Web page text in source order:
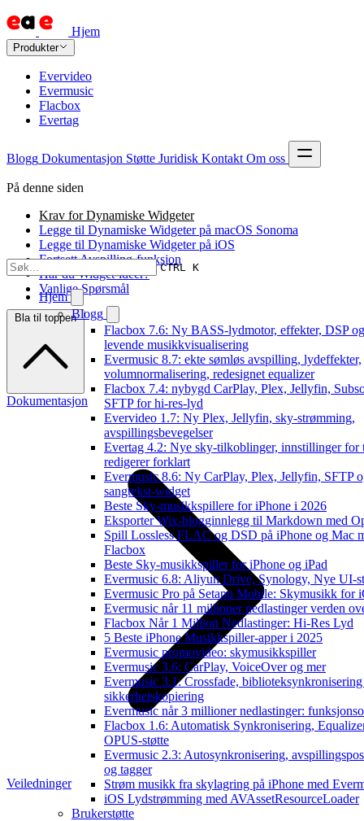
Hjem
Produkter
Evervideo
Evermusic
Flacbox
Evertag
Blogg Dokumentasjon Støtte Juridisk Kontakt Om oss
CTRL K
Hjem
Blogg
Flacbox 7.6: Ny BASS-lydmotor, effekter, DSP
levende musikkvisualisering
Evermusic 8.7: ekte sømløs avspilling, lydeffekter,
volumnormalisering, redesignet equalizer
Flacbox 7.4: nybygd CarPlay, Plex, Jellyfin,
SFTP for hi-res-lyd
Evervideo 1.7: Ny Plex, Jellyfin, sky-strømming,
avspillingsbevegelser
Evertag 4.2: Nye sky-tilkoblinger, innstillinger for
redigerer forklart
Evermusic 8.6: Ny CarPlay, Plex, Jellyfin, SFTP
sangtekst-widget
Beste Sky-musikkspillere for iPhone i 2026
Eksporter Wix-blogginnlegg til Markdown med
Spill Lossless FLAC og DSD på iPhone og Mac
Flacbox
Beste Sky-musikkspiller for iPhone og iPad
Evermusic 6.8: Aliyun Drive, Synology, Nye UI-
Evermusic Pro på Setapp Mobile: Skymusikk for
Evermusic når 11 millioner nedlastinger verden
Flacbox Når 1 Million Nedlastinger: Hi-Res Lyd
5 Beste iPhone Musikkspiller-apper i 2025
Evermusic promovideo: skymusikkspiller
Evermusic 3.6: CarPlay, VoiceOver og mer
Evermusic 3.1: Crossfade,
sikkerhetskopiering
Evermusic når 3 millioner nedlastinger:
Flacbox 1.6: Automatisk Synkronisering,
OPUS-støtte
Evermusic 2.3: Autosynkronisering,
og tagger
Strøm musikk fra skylagring på iPhone med
iOS Lydstrømming med AVAssetResourceLoader
Brukerstøtte
På denne siden
Krav for Dynamiske Widgeter
Legge til Dynamiske Widgeter på macOS Sonoma
Legge til Dynamiske Widgeter på iOS
Fortsett Avspilling-funksjon
Har du Widget-ideer?
Vanlige Spørsmål
Bla til toppen
Dokumentasjon
Veiledninger